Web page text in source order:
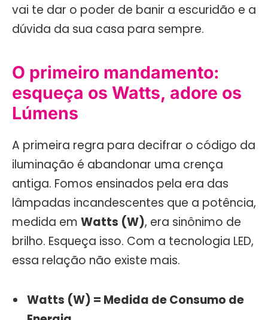
vai te dar o poder de banir a escuridão e a
dúvida da sua casa para sempre.
O primeiro mandamento:
esqueça os Watts, adore os
Lúmens
A primeira regra para decifrar o código da
iluminação é abandonar uma crença
antiga. Fomos ensinados pela era das
lâmpadas incandescentes que a potência,
medida em Watts (W), era sinônimo de
brilho. Esqueça isso. Com a tecnologia LED,
essa relação não existe mais.
Watts (W) = Medida de Consumo de